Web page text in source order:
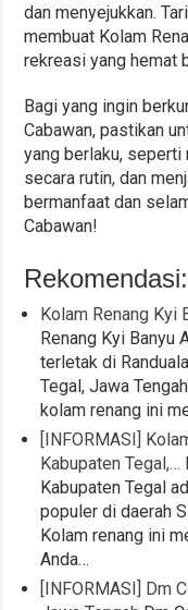
dan menyejukkan.
membuat Kolam
rekreasi yang hemat
Bagi yang ingin
Cabawan, pastikan
yang berlaku, seperti
secara rutin, dan
bermanfaat dan
Cabawan!
Rekomendasi:
Kolam Renang Kyi
Renang Kyi Banyu
terletak di
Tegal, Jawa
kolam renang ini
[INFORMASI]
Kabupaten Tegal,…
Kabupaten Tegal
populer di daerah
Kolam renang ini
Anda…
[INFORMASI] Dm